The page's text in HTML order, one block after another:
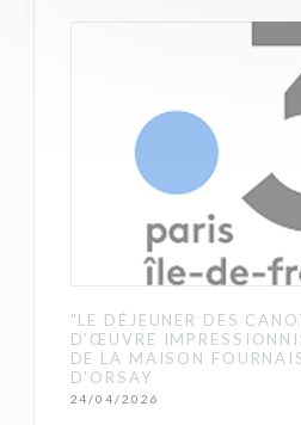
"LE DÉJEUNER DES
D’ŒUVRE
DE LA MAISON
D'ORSAY
24/04/2026